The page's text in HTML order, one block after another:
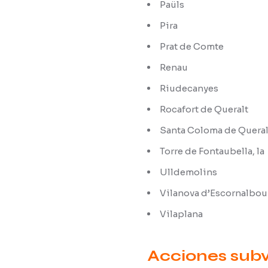
Paüls
Pira
Prat de Comte
Renau
Riudecanyes
Rocafort de Queralt
Santa Coloma de
Torre de Fontaubella, la
Ulldemolins
Vilanova d’Escornalbou
Vilaplana
Acciones